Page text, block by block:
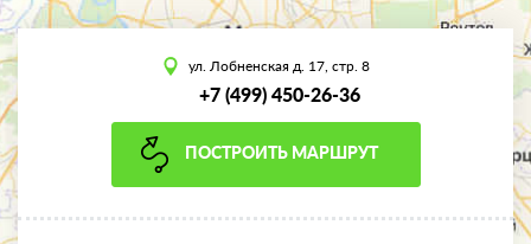
ул. Лобненская д. 17, стр. 8
+7 (499) 450-26-36
ПОСТРОИТЬ МАРШРУТ